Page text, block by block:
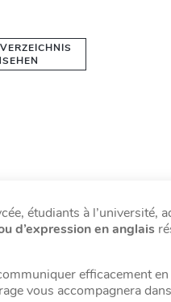
étudiants à l’université,
d’expression en anglais
efficacement
vous accompagnera